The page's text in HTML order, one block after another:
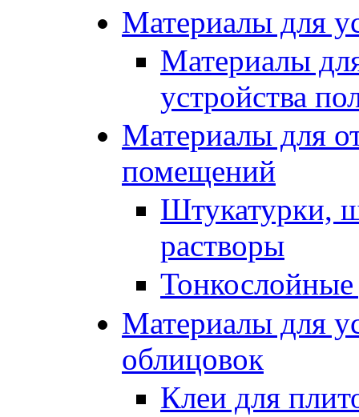
Материалы для
Материалы
устройства
Материалы для
помещений
Штукатурки,
растворы
Материалы для
облицовок
Клеи для